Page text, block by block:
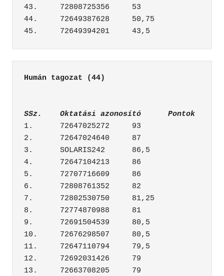
43.	72808725356	53
44.	72649387628	50,75
Humán tagozat (44)
SSz.	Oktatási azonosító	Pontok
1.	72647025272	93
2.	72647024640	87
3.	SOLARIS242	86,5
4.	72647104213	86
5.	72707716609	86
6.	72808761352	82
7.	72802530750	81,25
8.	72774870988	81
9.	72691504539	80,5
10.	72676298507	80,5
11.	72647110794	79,5
12.	72692031426	79
13.	72663708205	79